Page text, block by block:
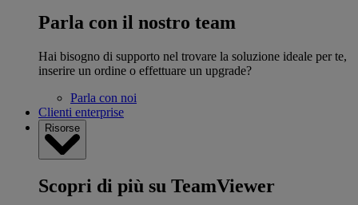
Parla con il nostro team
Hai bisogno di supporto nel trovare la soluzione ideale per te,
inserire un ordine o effettuare un upgrade?
Parla con noi
Clienti enterprise
Risorse
Scopri di più su TeamViewer